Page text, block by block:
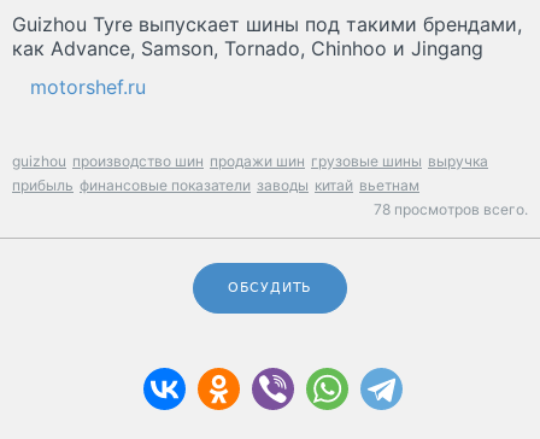
Guizhou Tyre выпускает шины под такими брендами,
как Advance, Samson, Tornado, Chinhoo и Jingang
motorshef.ru
guizhou производство шин продажи шин грузовые шины выручка
прибыль финансовые показатели заводы китай вьетнам
78 просмотров всего.
ОБСУДИТЬ